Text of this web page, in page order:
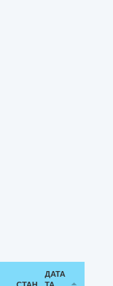
ДАТА